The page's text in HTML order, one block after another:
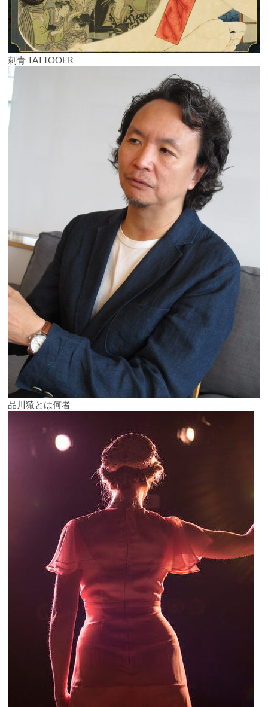
刺青 TATTOOER
品川猿とは何者